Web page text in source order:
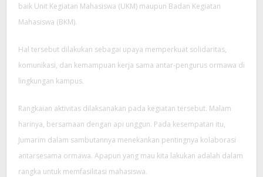
baik Unit Kegiatan Mahasiswa (UKM) maupun Badan Kegiatan
Mahasiswa (BKM).
Hal tersebut dilakukan sebagai upaya memperkuat solidaritas,
komunikasi, dan kemampuan kerja sama antar-pengurus ormawa di
lingkungan kampus.
Rangkaian aktivitas dilaksanakan pada kegiatan tersebut. Malam
harinya, bersamaan dengan api unggun. Pada kesempatan itu,
Jumarim dalam sambutannya menekankan pentingnya kolaborasi
antarsesama ormawa. Apapun yang mau kita lakukan adalah dalam
rangka untuk memfasilitasi mahasiswa.